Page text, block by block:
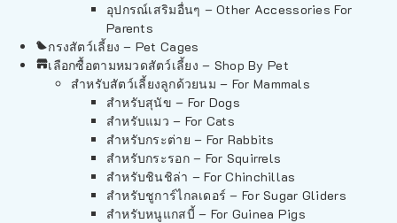
อุปกรณ์เสริมอื่นๆ – Other Accessories For
Parents
กรงสัตว์เลี้ยง – Pet Cages
เลือกซื้อตามหมวดสัตว์เลี้ยง – Shop By Pet
สำหรับสัตว์เลี้ยงลูกด้วยนม – For Mammals
สำหรับสุนัข – For Dogs
สำหรับแมว – For Cats
สำหรับกระต่าย – For Rabbits
สำหรับกระรอก – For Squirrels
สำหรับชินชิล่า – For Chinchillas
สำหรับชูการ์ไกลเดอร์ – For Sugar Gliders
สำหรับหนูแกสบี้ – For Guinea Pigs